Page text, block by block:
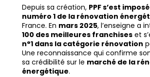
Depuis sa création, PPF s’est
numéro 1 de la rénovation
France. En mars 2025, l’enseigne a
100 des meilleures franchiseset
n°1 dans la catégorie rénovation
Une reconnaissance qui confirme
sa crédibilité sur le marché de la
énergétique.